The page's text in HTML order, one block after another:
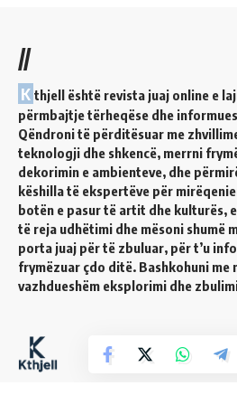
//
K thjell është revista juaj online e
përmbajtje tërheqëse dhe
Qëndroni të përditësuar me
teknologji dhe shkencë, merrni
dekorimin e ambienteve, dhe
këshilla të ekspertëve për
botën e pasur të artit dhe kulturës,
të reja udhëtimi dhe mësoni shumë
porta juaj për të zbuluar, për t’u
frymëzuar çdo ditë. Bashkohuni me
vazhdueshëm eksplorimi dhe